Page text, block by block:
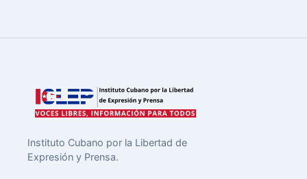
Instituto Cubano por la Libertad de
Expresión y Prensa.